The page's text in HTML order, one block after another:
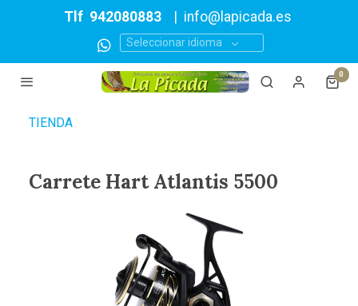
Tlf 942080883 info@lapicada.es
Seleccionar idioma
0
TIENDA
Carrete Hart Atlantis 5500